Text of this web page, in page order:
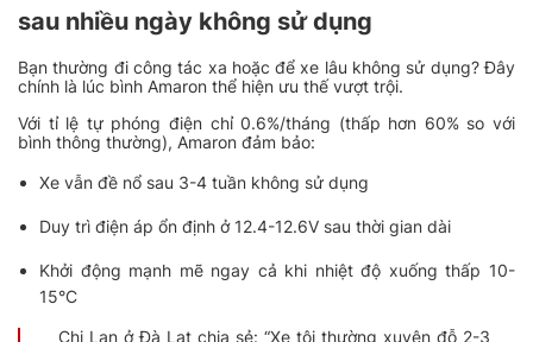
sau nhiều ngày không sử dụng
Bạn thường đi công tác xa hoặc để xe lâu không sử dụng? Đây
chính là lúc bình Amaron thể hiện ưu thế vượt trội.
Với tỉ lệ tự phóng điện chỉ 0.6%/tháng (thấp hơn 60% so với
bình thông thường), Amaron đảm bảo:
Xe vẫn đề nổ sau 3-4 tuần không sử dụng
Duy trì điện áp ổn định ở 12.4-12.6V sau thời gian dài
Khởi động mạnh mẽ ngay cả khi nhiệt độ xuống thấp 10-
15°C
Chị Lan ở Đà Lạt chia sẻ: “Xe tôi thường xuyên đỗ 2-3